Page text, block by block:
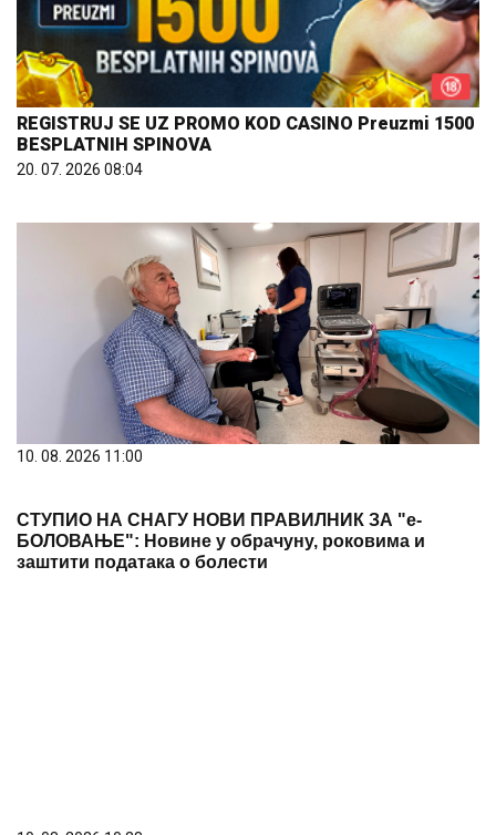
REGISTRUJ SE UZ PROMO KOD CASINO Preuzmi 1500
BESPLATNIH SPINOVA
20. 07. 2026 08:04
10. 08. 2026 11:00
СТУПИО НА СНАГУ НОВИ ПРАВИЛНИК ЗА "е-
БОЛОВАЊЕ": Новине у обрачуну, роковима и
заштити података о болести